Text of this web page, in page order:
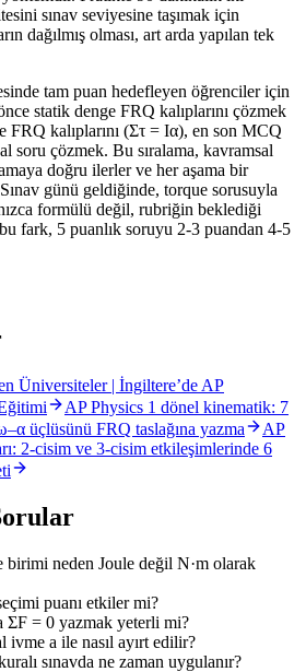
sınav seviyesine taşımak için
dağılmış olması, art arda yapılan tek
tam puan hedefleyen öğrenciler için
statik denge FRQ kalıplarını çözmek
FRQ kalıplarını (Στ = Iα), en son MCQ
soru çözmek. Bu sıralama, kavramsal
doğru ilerler ve her aşama bir
günü geldiğinde, torque sorusuyla
formülü değil, rubriğin beklediği
fark, 5 puanlık soruyu 2-3 puandan 4-5
Üniversiteler | İngiltere’de AP
AP Physics 1 dönel kinematik: 7
üçlüsünü FRQ taslağına yazma
AP
2-cisim ve 3-cisim etkileşimlerinde 6
birimi neden Joule değil N·m olarak
puanı etkiler mi?
ΣF = 0 yazmak yeterli mi?
ivme a ile nasıl ayırt edilir?
sınavda ne zaman uygulanır?